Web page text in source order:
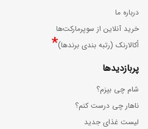
درباره ما
خرید آنلاین از سوپرمارکت‌ها
اُکالارنک (رتبه بندی برندها)*
پربازدیدها
شام چی بپزم؟
ناهار چی درست کنم؟
لیست غذای جدید